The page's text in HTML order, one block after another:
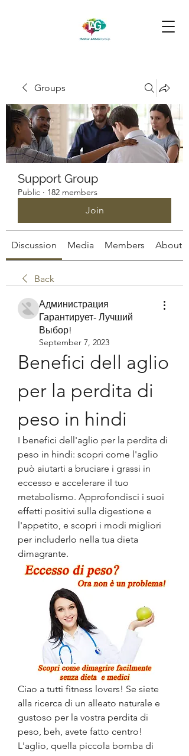
Groups
Support Group
Public · 182 members
Join
Discussion Media Members About
Back
Администрация
Гарантирует- Лучший
Выбор!
September 7, 2023
Benefici dell aglio
per la perdita di
peso in hindi
I benefici dell'aglio per la perdita di
peso in hindi: scopri come l'aglio
può aiutarti a bruciare i grassi in
eccesso e accelerare il tuo
metabolismo. Approfondisci i suoi
effetti positivi sulla digestione e
l'appetito, e scopri i modi migliori
per includerlo nella tua dieta
dimagrante.
Ciao a tutti fitness lovers! Se siete
alla ricerca di un alleato naturale e
gustoso per la vostra perdita di
peso, beh, avete fatto centro!
L'aglio, quella piccola bomba di